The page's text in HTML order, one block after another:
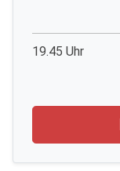
19.45 Uhr